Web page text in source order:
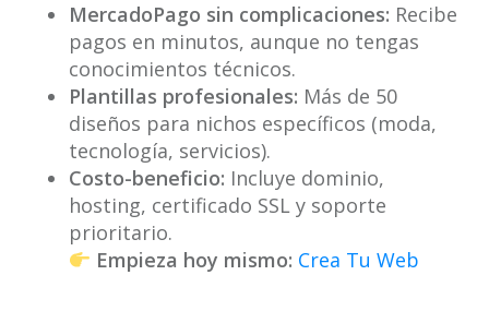
MercadoPago sin complicaciones: Recibe
pagos en minutos, aunque no tengas
conocimientos técnicos.
Plantillas profesionales: Más de 50
diseños para nichos específicos (moda,
tecnología, servicios).
Costo-beneficio: Incluye dominio,
hosting, certificado SSL y soporte
prioritario.
Empieza hoy mismo: Crea Tu Web